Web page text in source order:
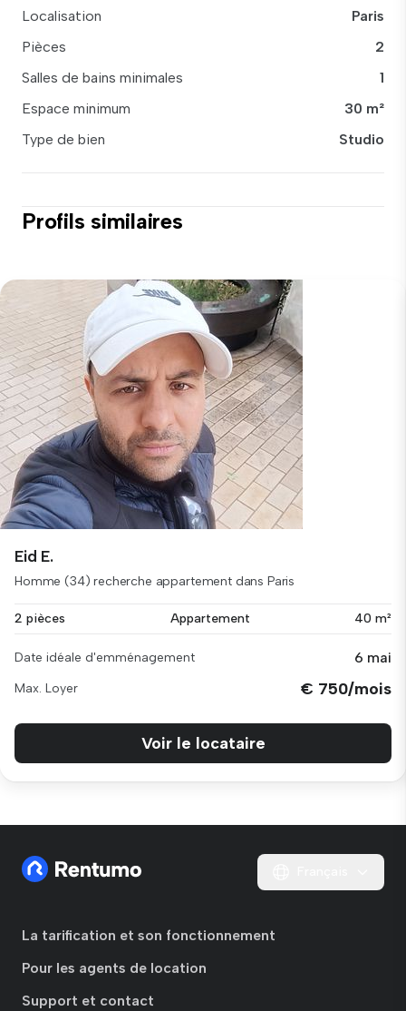
Localisation
Paris
Pièces
2
Salles de bains minimales
1
Espace minimum
30 m²
Type de bien
Studio
Profils similaires
Eid E.
Homme (34) recherche appartement dans Paris
2 pièces Appartement 40 m²
Date idéale d'emménagement 6 mai
Max. Loyer € 750/mois
Voir le locataire
La tarification et son fonctionnement
Pour les agents de location
Support et contact